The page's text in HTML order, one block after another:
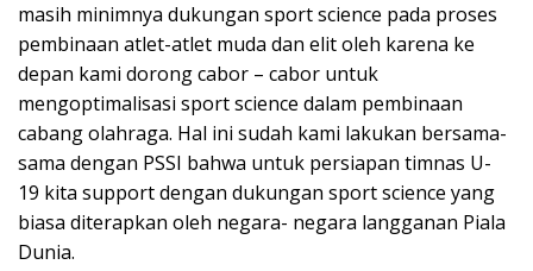
masih minimnya dukungan sport science pada proses
pembinaan atlet-atlet muda dan elit oleh karena ke
depan kami dorong cabor – cabor untuk
mengoptimalisasi sport science dalam pembinaan
cabang olahraga. Hal ini sudah kami lakukan bersama-
sama dengan PSSI bahwa untuk persiapan timnas U-
19 kita support dengan dukungan sport science yang
biasa diterapkan oleh negara- negara langganan Piala
Dunia.